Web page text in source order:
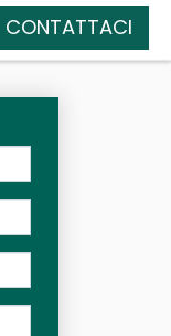
CONTATTACI